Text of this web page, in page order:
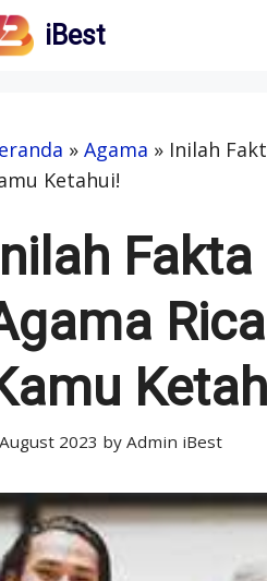
iBest
» Agama » Inilah
Ketahui!
2023 by Admin iBest